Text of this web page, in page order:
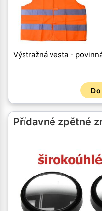
Výstražná vesta -
Přídavné zpětné